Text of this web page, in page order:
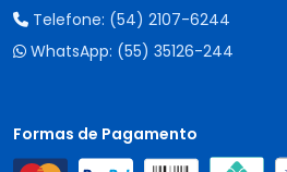
Telefone: (54) 2107-6244
WhatsApp: (55) 35126-244
Formas de Pagamento